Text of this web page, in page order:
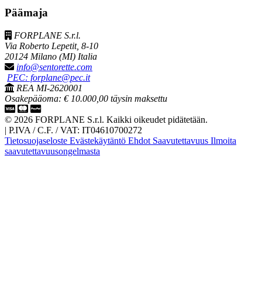
Päämaja
FORPLANE S.r.l.
Via Roberto Lepetit, 8-10
20124 Milano (MI) Italia
info@sentorette.com
PEC: forplane@pec.it
REA MI-2620001
Osakepääoma: € 10.000,00 täysin maksettu
© 2026 FORPLANE S.r.l. Kaikki oikeudet pidätetään.
| P.IVA / C.F. / VAT: IT04610700272
Tietosuojaseloste Evästekäytäntö Ehdot Saavutettavuus Ilmoita
saavutettavuusongelmasta